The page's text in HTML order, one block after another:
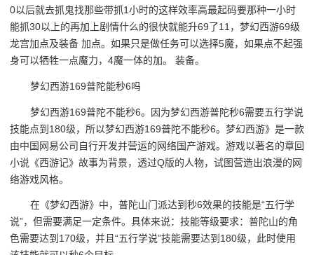
0以后就去抓鬼找那些带抓1小时的这样效率高最起码要那种一小时
能抓30以上的再加上剧情什么的很快就能升69了11，梦幻西游69级
龙宫加点及装备 加点。如果只是做任务可以选择5魔，如果点不起强
身可以牺牲一点魔力，4魔一体的加。 装备。
梦幻西游169普陀能秒6吗
梦幻西游169普陀不能秒6。因为梦幻西游普陀秒6需要五行学说
技能点到180级，所以梦幻西游169普陀不能秒6。梦幻西游》是一款
由中国网易公司自行开发并营运的网络国产游戏。游戏以著名的章回
小说《西游记》故事为背景，透过Q版的人物，试图营造出浪漫的网
络游戏风格。
在《梦幻西游》中，普陀山门派达到秒6效果的技能是“五行学
说”，但需要满足一定条件。具体来说：技能等级要求：普陀山的角
色需要达到170级，并且“五行学说”技能需要达到180级，此时使用